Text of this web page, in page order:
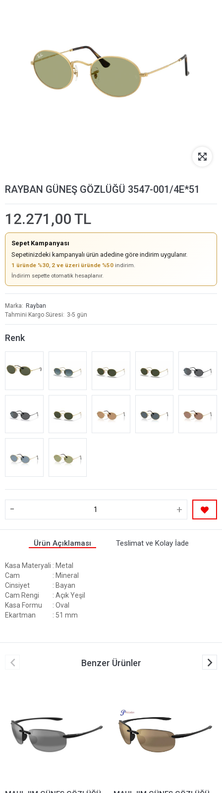
RAYBAN GÜNEŞ GÖZLÜĞÜ 3547-001/4E*51
12.271,00 TL
Sepet Kampanyası
Sepetinizdeki kampanyalı ürün adedine göre indirim uygulanır.
1 üründe %30, 2 ve üzeri üründe %50 indirim.
İndirim sepette otomatik hesaplanır.
Marka
Rayban
Tahmini Kargo Süresi
3-5 gün
Renk
- +
Ürün Açıklaması Teslimat ve Kolay İade
Kasa Materyali : Metal
Cam
: Mineral
Cinsiyet
: Bayan
Cam Rengi
: Açık Yeşil
Kasa Formu
: Oval
Ekartman
: 51 mm
Benzer Ürünler